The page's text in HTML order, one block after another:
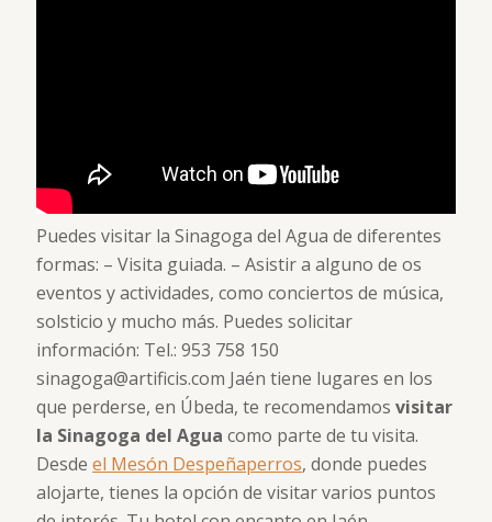
Puedes visitar la Sinagoga del Agua de diferentes
formas: – Visita guiada. – Asistir a alguno de os
eventos y actividades, como conciertos de música,
solsticio y mucho más. Puedes solicitar
información: Tel.: 953 758 150
sinagoga@artificis.com Jaén tiene lugares en los
que perderse, en Úbeda, te recomendamos visitar
la Sinagoga del Agua como parte de tu visita.
Desde el Mesón Despeñaperros, donde puedes
alojarte, tienes la opción de visitar varios puntos